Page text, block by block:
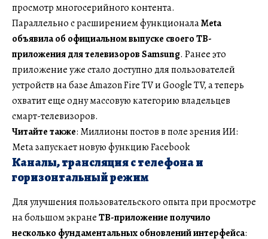
просмотр многосерийного контента.
Параллельно с расширением функционалаMeta
объявила об официальном выпуске своего ТВ-
приложения для телевизоров Samsung. Ранее это
приложение уже стало доступно для пользователей
устройств на базе Amazon Fire TV и Google TV, а теперь
охватит еще одну массовую категорию владельцев
смарт-телевизоров.
Читайте также: Миллионы постов в поле зрения ИИ:
Meta запускает новую функцию Facebook
Каналы, трансляция с телефона и
горизонтальный режим
Для улучшения пользовательского опыта при просмотре
на большом экранеТВ-приложение получило
несколько фундаментальных обновлений интерфейса: